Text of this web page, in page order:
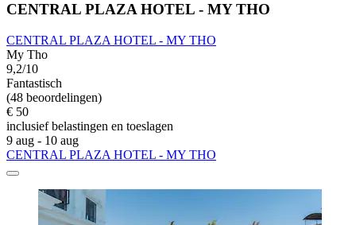
CENTRAL PLAZA HOTEL - MY THO
CENTRAL PLAZA HOTEL - MY THO
My Tho
9,2/10
Fantastisch
(48 beoordelingen)
€ 50
inclusief belastingen en toeslagen
9 aug - 10 aug
CENTRAL PLAZA HOTEL - MY THO